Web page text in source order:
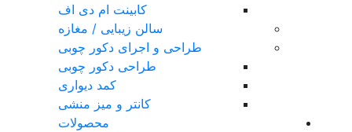
کابینت ام دی اف
سالن زیبایی / مغازه
طراحی و اجرای دکور چوبی
طراحی دکور چوبی
کمد دیواری
کانتر و میز منشی
محصولات